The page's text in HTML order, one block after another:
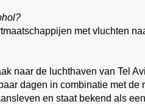
met vluchten
naar de luchthaven van Tel
dagen in combinatie met de
en staat bekend als